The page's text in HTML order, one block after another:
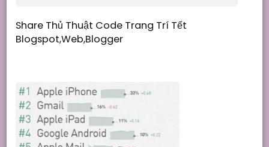
Share Thủ Thuật Code Trang Trí Tết
Blogspot,Web,Blogger